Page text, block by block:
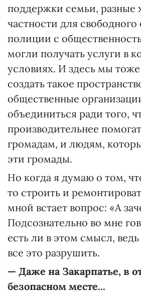
поддержки семьи, разные
частности для
полиции с
могли получать услуги в
условиях. И здесь мы
создать такое
общественные
объединиться ради того,
производительнее
громадам, и людям,
эти громады.
Но когда я думаю о том,
то строить и
мной встает вопрос: «А
Подсознательно во мне
есть ли в этом смысл,
все это разрушить.
— Даже на Закарпатье, в
безопасном месте...